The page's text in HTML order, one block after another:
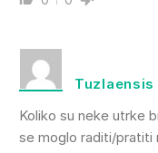
Tuzlaensis
Koliko su neke utrke
se moglo raditi/pratiti